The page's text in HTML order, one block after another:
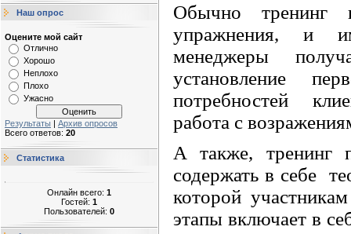
Наш опрос
Оцените мой сайт
Отлично
Хорошо
Неплохо
Плохо
Ужасно
Результаты | Архив опросов
Всего ответов: 20
Статистика
Онлайн всего: 1
Гостей: 1
Пользователей: 0
Обычно тренинг
упражнения, и
менеджеры
установление
потребностей
работа с
А также, тренинг
содержать в себе
которой
этапы включает в